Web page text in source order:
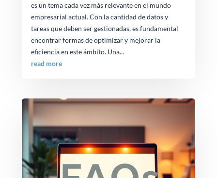
es un tema cada vez más relevante en el mundo
empresarial actual. Con la cantidad de datos y
tareas que deben ser gestionadas, es fundamental
encontrar formas de optimizar y mejorar la
eficiencia en este ámbito. Una...
read more